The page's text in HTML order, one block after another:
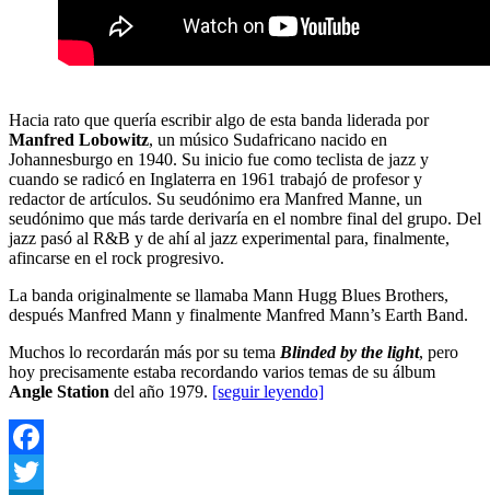
Hacia rato que quería escribir algo de esta banda liderada por
Manfred Lobowitz, un músico Sudafricano nacido en
Johannesburgo en 1940. Su inicio fue como teclista de jazz y
cuando se radicó en Inglaterra en 1961 trabajó de profesor y
redactor de artículos. Su seudónimo era Manfred Manne, un
seudónimo que más tarde derivaría en el nombre final del grupo. Del
jazz pasó al R&B y de ahí al jazz experimental para, finalmente,
afincarse en el rock progresivo.
La banda originalmente se llamaba Mann Hugg Blues Brothers,
después Manfred Mann y finalmente Manfred Mann’s Earth Band.
Muchos lo recordarán más por su tema Blinded by the light, pero
hoy precisamente estaba recordando varios temas de su álbum
Angle Station del año 1979. [seguir leyendo]
Facebook